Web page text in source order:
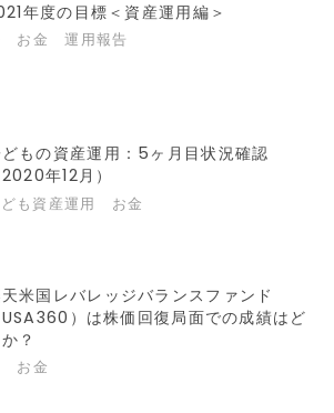
年度の目標＜資産運用編＞
お金 運用報告
もの資産運用：5ヶ月目状況確認
2020年12月）
も資産運用 お金
米国レバレッジバランスファンド
USA360）は株価回復局面での成績はど
？
お金